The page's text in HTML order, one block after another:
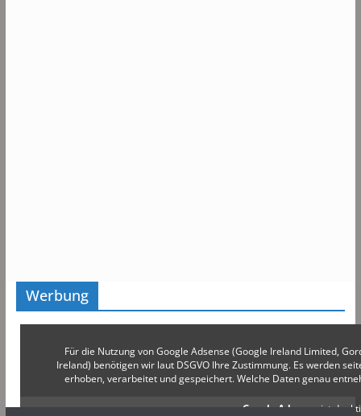
Werbung
Für die Nutzung von Google Adsense (Google Ireland Limited,
Ireland) benötigen wir laut DSGVO Ihre Zustimmung. Es werden
erhoben, verarbeitet und gespeichert. Welche Daten genau
Google Adsense ist